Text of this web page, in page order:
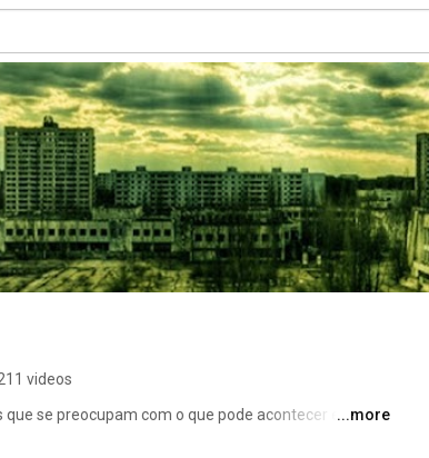
videos
que se preocupam com o que pode acontecer e que
focado nas coisas mais prováveis de acontecerem e
...more